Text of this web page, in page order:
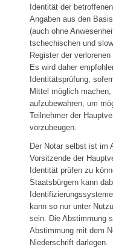
Identität der
Angaben aus den
(auch ohne
tschechischen und
Register der
Es wird daher
Identitätsprüfung,
Mittel möglich
aufzubewahren, um
Teilnehmer der
vorzubeugen.
Der Notar selbst ist im
Vorsitzende der
Identität prüfen zu
Staatsbürgern kann
kann so nur unter
sein. Die Abstimmung
Abstimmung mit dem
Niederschrift darlegen.